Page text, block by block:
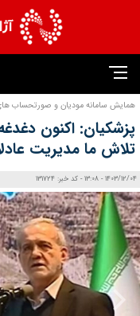
همایش سامانه مودیان و صورتحساب
پزشکیان: اکنون
تلاش ما مدیریت
1403/12/04 - 13:08 - کد خبر: 131724